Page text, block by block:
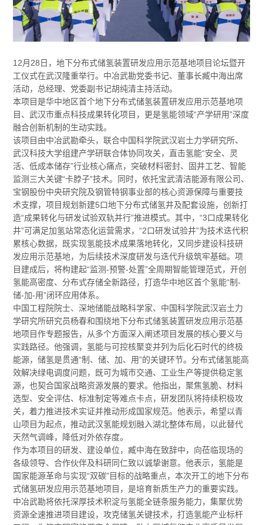
12月28日，地下分布式储氢装置研发应用示范基地项目论坛暨开
工仪式在武汉隆重举行。中冶武勘党委书记、董事长臧中海出席
活动，总经理、党委副书记胡纯清主持活动。
本项目是华中地区首个地下分布式储氢装置研发应用示范基地项
目、武汉市重点科技成果转化项目，更是氢能领域“产学研用”深度
融合创新机制的生动实践。
该项目由中冶武勘牵头，联合中国科学院武汉岩土力学研究所、
武汉科技大学组建产学研联合体协同攻关，直击氢能“安全、灵
活、低成本储存”行业核心痛点，突破材料密封、固井工艺、智能
监测三大关键“卡脖子”技术。同时，依托宝武清洁能源有限公司、
宝钢股份中央研究院及钢管特钢事业部的核心资源保障与重要技
术支撑，项目规划新建5口地下分布式储氢井及配套设施，创新打
造“成果转化与研发试验双轨并行”推进模式。其中，“3口成果转化
井”可满足加氢站常态化运营需求，“2口研发试验井”为技术迭代积
累核心数据，既实现氢能技术成果落地转化，又同步建设科技研
发应用示范基地，为后续技术深度研发与迭代升级筑牢基础。项
目建成后，将构建起“监测-预警-处置”全周期智能管理范式，开创
氢能高密度、分布式存储全新路径，打造华中地区首个氢能“制-
储-加-用”闭环应用体系。
中国工程院院士、深地储能战略科学家、中国科学院武汉岩土力
学研究所研究员杨春和围绕地下分布式储氢装置研发应用示范基
地项目作专题报告，从多个方面深入阐述项目发展的核心要义与
实践路径。他强调，氢能与可控核聚变并列为后化石时代的终极
能源，储氢是贯通“制、储、加、用”的关键环节。分布式储氢能高
效解决绿电调度问题，既可为城市交通、工业生产等提供稳定氢
源，也契合国家战略资源发展的要求。他指出，聚焦氢脆、材料
选型、安全评估、标准制定等难点卡点，研发团队将持续积极攻
关，着力推进技术实证并推动形成国家规范。他表示，希望以青
山项目为起点，推动武汉氢能规划融入湖北整体布局，以此替代
天然气调峰，降低对外依存度。
作为本项目的研发、建设单位，臧中海在致辞中，向莅临现场的
各级领导、合作伙伴及科研同仁致以诚挚谢意。他表示，氢能是
国家能源革命与实现“双碳”目标的战略重点，本次开工的地下分布
式储氢研发应用示范基地项目，是培育新质生产力的重要实践。
中冶武勘将依托深厚技术积淀与氢能全链条服务能力，集聚优势
资源全速推进项目建设，攻克储氢关键技术，打造氢能产业标杆